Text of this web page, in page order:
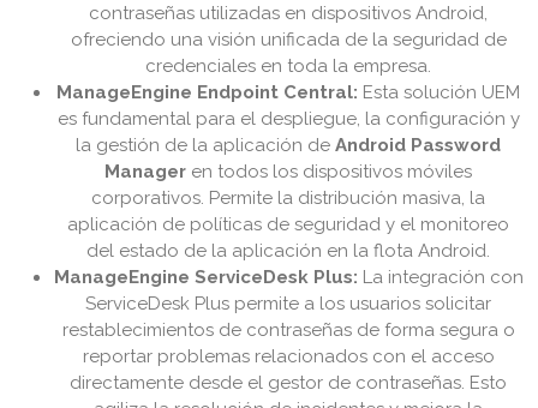
contraseñas utilizadas en dispositivos Android,
ofreciendo una visión unificada de la seguridad de
credenciales en toda la empresa.
ManageEngine Endpoint Central: Esta solución UEM
es fundamental para el despliegue, la configuración y
la gestión de la aplicación de Android Password
Manager en todos los dispositivos móviles
corporativos. Permite la distribución masiva, la
aplicación de políticas de seguridad y el monitoreo
del estado de la aplicación en la flota Android.
ManageEngine ServiceDesk Plus: La integración con
ServiceDesk Plus permite a los usuarios solicitar
restablecimientos de contraseñas de forma segura o
reportar problemas relacionados con el acceso
directamente desde el gestor de contraseñas. Esto